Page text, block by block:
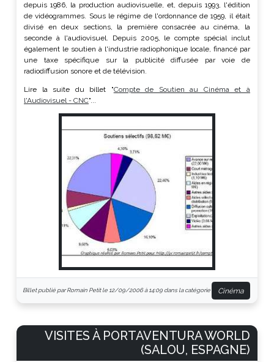
depuis 1986, la production audiovisuelle, et, depuis 1993, l'édition
de vidéogrammes. Sous le régime de l'ordonnance de 1959, il était
divisé en deux sections, la première consacrée au cinéma, la
seconde à l'audiovisuel. Depuis 2005, le compte spécial inclut
également le soutien à l'industrie radiophonique locale, financé par
une taxe spécifique sur la publicité diffusée par voie de
radiodiffusion sonore et de télévision.
Lire la suite du billet "Compte de Soutien au Cinéma et à
l'Audiovisuel - CNC"...
Billet publié par Romain Petit le 12/09/2006 à 14:09 dans la catégorie Cinéma
VISITES À PORTAVENTURA WORLD
(SALOU, ESPAGNE)